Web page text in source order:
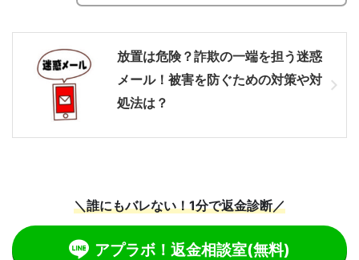
放置は危険？詐欺の一端を担う迷惑
メール！被害を防ぐための対策や対
処法は？
＼誰にもバレない！1分で返金診断／
アプラボ！返金相談室(無料)